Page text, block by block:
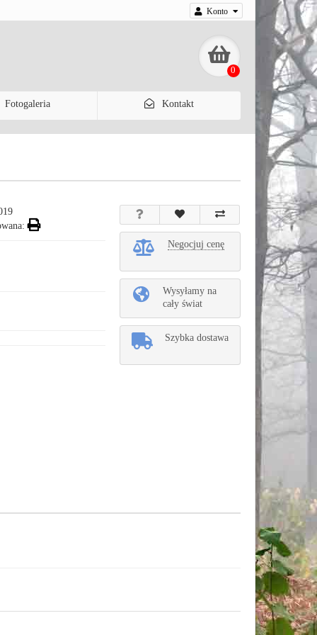
Konto
0
Fotogaleria Kontakt
Negocjuj cenę
Wysyłamy na
cały świat
Szybka dostawa